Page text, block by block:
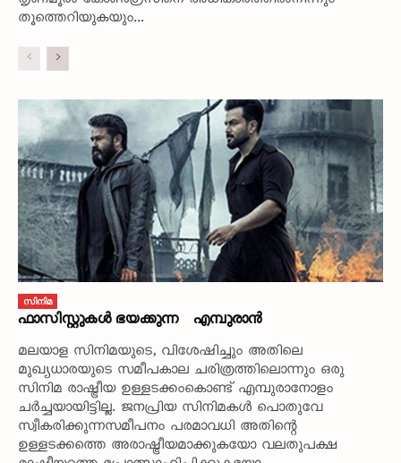
തൂത്തെറിയുകയും...
സിനിമ
ഫാസിസ്റ്റുകൾ ഭയക്കുന്ന എമ്പുരാൻ
മലയാള സിനിമയുടെ, വിശേഷിച്ചും അതിലെ
മുഖ്യധാരയുടെ സമീപകാല ചരിത്രത്തിലൊന്നും ഒരു
സിനിമ രാഷ്ട്രീയ ഉള്ളടക്കംകൊണ്ട് എമ്പുരാനോളം
ചർച്ചയായിട്ടില്ല. ജനപ്രിയ സിനിമകൾ പൊതുവേ
സ്വീകരിക്കുന്നസമീപനം പരമാവധി അതിന്റെ
ഉള്ളടക്കത്തെ അരാഷ്ട്രീയമാക്കുകയോ വലതുപക്ഷ